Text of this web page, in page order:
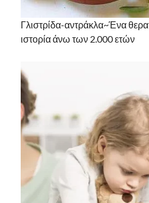
Γλιστρίδα-αντράκλα~Ένα
ιστορία άνω των 2.000 ετών